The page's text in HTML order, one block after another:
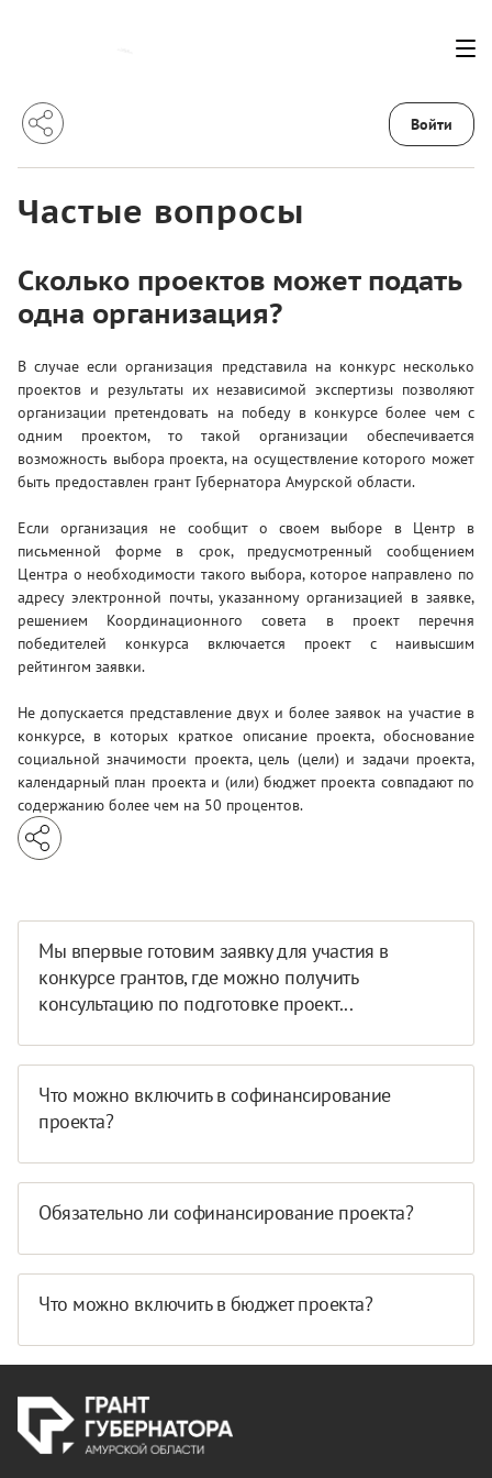
Войти
Частые вопросы
Сколько проектов может подать
одна организация?
В случае если организация представила на конкурс несколько
проектов и результаты их независимой экспертизы позволяют
организации претендовать на победу в конкурсе более чем с
одним проектом, то такой организации обеспечивается
возможность выбора проекта, на осуществление которого может
быть предоставлен грант Губернатора Амурской области.
Если организация не сообщит о своем выборе в Центр в
письменной форме в срок, предусмотренный сообщением
Центра о необходимости такого выбора, которое направлено по
адресу электронной почты, указанному организацией в заявке,
решением Координационного совета в проект перечня
победителей конкурса включается проект с наивысшим
рейтингом заявки.
Не допускается представление двух и более заявок на участие в
конкурсе, в которых краткое описание проекта, обоснование
социальной значимости проекта, цель (цели) и задачи проекта,
календарный план проекта и (или) бюджет проекта совпадают по
содержанию более чем на 50 процентов.
Мы впервые готовим заявку для участия в
конкурсе грантов, где можно получить
консультацию по подготовке проект...
Что можно включить в софинансирование
проекта?
Обязательно ли софинансирование проекта?
Что можно включить в бюджет проекта?